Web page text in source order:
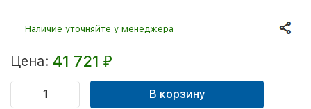
Наличие уточняйте у менеджера
Цена: 41 721 ₽
В корзину